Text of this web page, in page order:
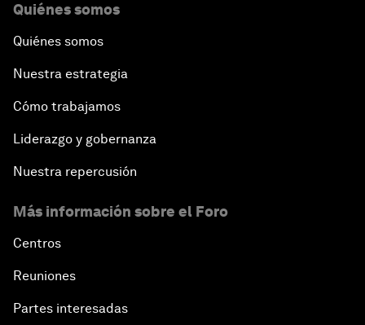
Quiénes somos
Quiénes somos
Nuestra estrategia
Cómo trabajamos
Liderazgo y gobernanza
Nuestra repercusión
Más información sobre el Foro
Centros
Reuniones
Partes interesadas